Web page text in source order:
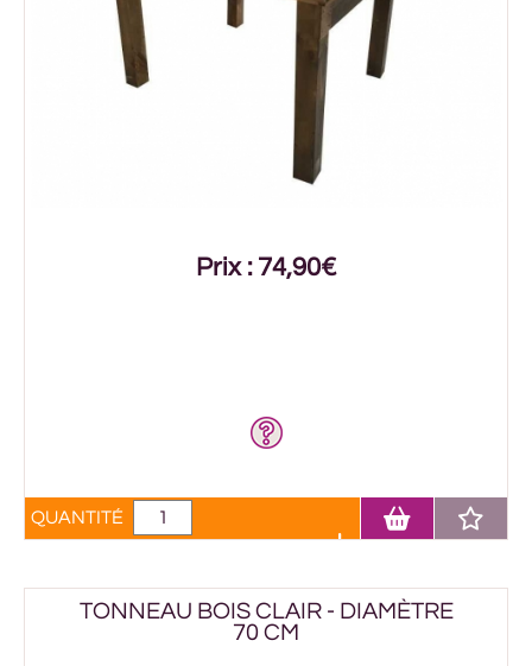
Prix : 74,90€
QUANTITÉ
TONNEAU BOIS CLAIR - DIAMÈTRE
70 CM